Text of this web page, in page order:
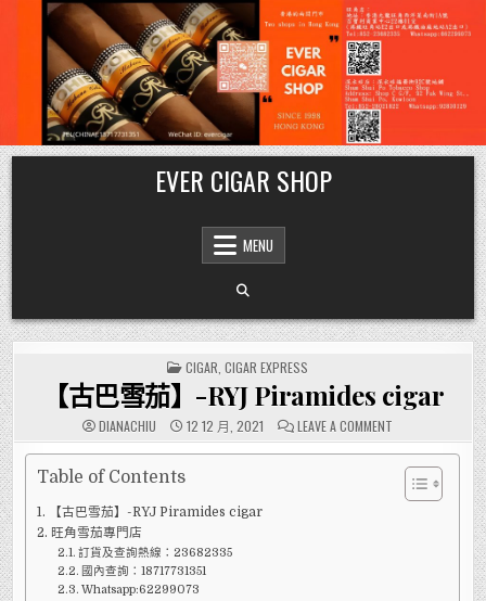
Skip
to
content
EVER CIGAR SHOP
MENU
POSTED
IN
CIGAR CIGAR EXPRESS
【古巴雪茄】-RYJ Piramides cigar
DIANACHIU 12 12 月, 2021 LEAVE A COMMENT
【古
巴
茄】-
PIRAMIDES
Table of Contents
【古巴雪茄】-RYJ Piramides cigar
旺角雪茄專門店
訂貨及查詢熱線：23682335
國內查詢：18717731351
Whatsapp:62299073